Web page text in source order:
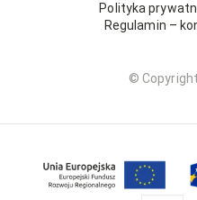
Polityka
Regulamin –
©